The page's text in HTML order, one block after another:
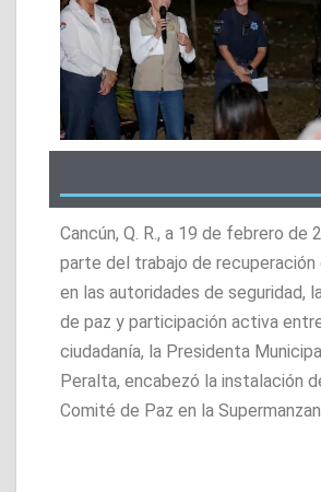
Cancún, Q. R., a 19 de febrero de
parte del trabajo de recuperación
en las autoridades de seguridad,
de paz y participación activa
ciudadanía, la Presidenta
Peralta, encabezó la instalación
Comité de Paz en la